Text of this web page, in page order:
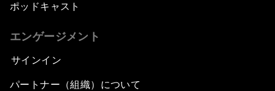
ポッドキャスト
エンゲージメント
サインイン
パートナー（組織）について